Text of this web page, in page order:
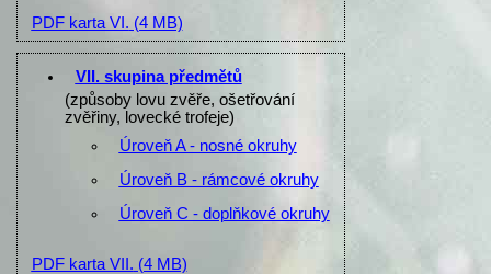
PDF karta VI. (4 MB)
VII. skupina předmětů
(způsoby lovu zvěře, ošetřování
zvěřiny, lovecké trofeje)
Úroveň A - nosné okruhy
Úroveň B - rámcové okruhy
Úroveň C - doplňkové okruhy
PDF karta VII. (4 MB)